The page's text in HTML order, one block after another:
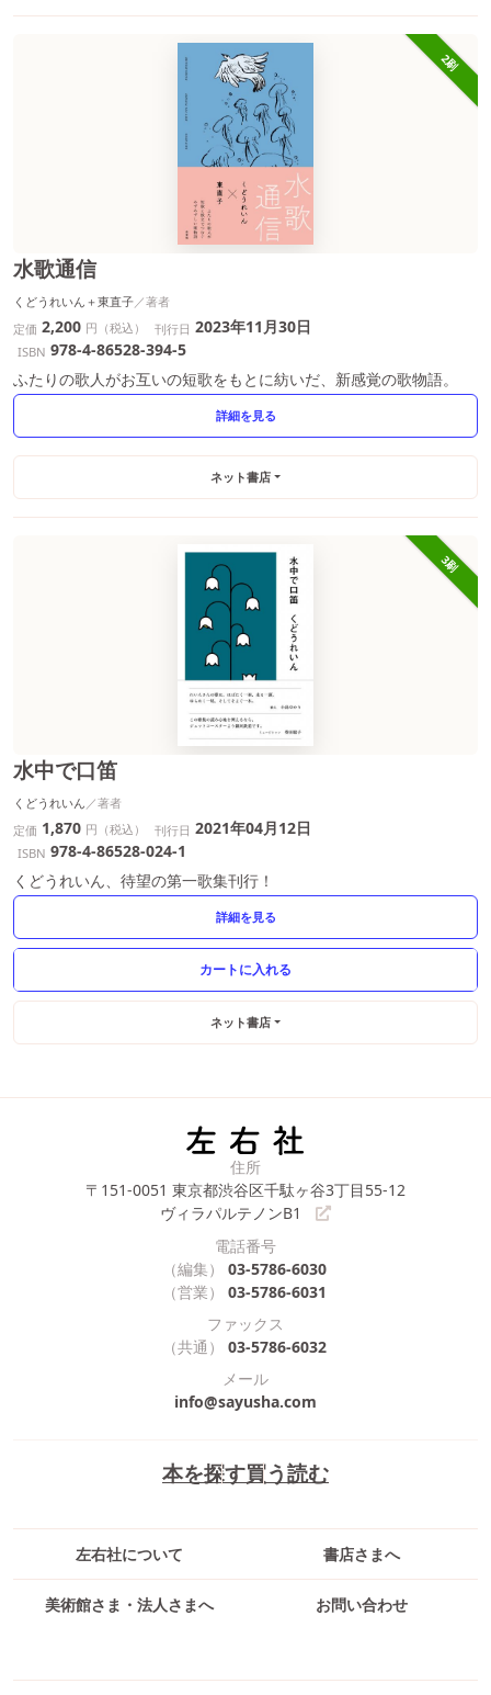
2刷
水歌通信
くどうれいん＋東直子
定価 2,200 円（税込） 刊行日 2023年11月30日
ISBN 978-4-86528-394-5
ふたりの歌人がお互いの短歌をもとに紡いだ、新感覚の歌物語。
詳細を見る
ネット書店
3刷
水中で口笛
くどうれいん
定価 1,870 円（税込） 刊行日 2021年04月12日
ISBN 978-4-86528-024-1
くどうれいん、待望の第一歌集刊行！
詳細を見る
ネット書店
本を探す買う読む
左右社について 書店さまへ
美術館さま・法人さまへ お問い合わせ
住所
〒151-0051 東京都渋谷区千駄ヶ谷3丁目55-12
ヴィラパルテノンB1
電話番号
（編集）
03-5786-6030
（営業）
03-5786-6031
ファックス
（共通）
03-5786-6032
メール
info@sayusha.com